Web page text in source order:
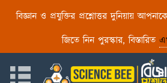
বিজ্ঞান ও প্রযুক্তির প্রশ্নোত্তর দুনিয়ায়
জিতে নিন পুরস্কার, বিস্তারিত